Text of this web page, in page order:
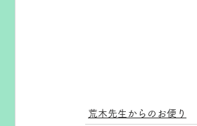
荒木先生からのお便り